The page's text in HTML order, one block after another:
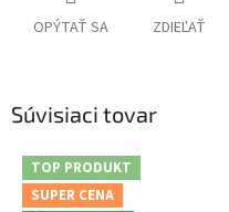
OPÝTAŤ SA ZDIEĽAŤ
Súvisiaci tovar
TOP PRODUKT
SUPER CENA